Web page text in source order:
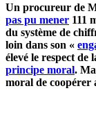
Un procureur de
pas pu mener 111
du système de
loin dans son «
élevé le respect de
principe moral.
moral de coopérer